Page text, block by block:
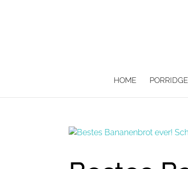
HOME